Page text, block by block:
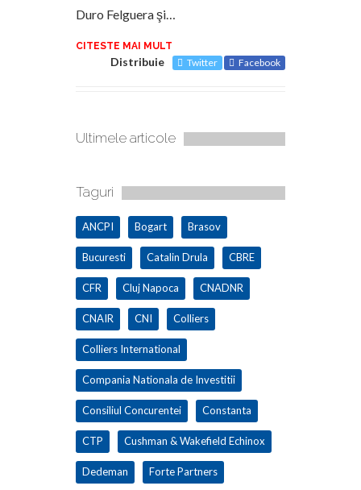
Duro Felguera şi…
CITESTE MAI MULT
Distribuie Twitter Facebook
Ultimele articole
Taguri
ANCPI Bogart Brasov
Bucuresti Catalin Drula CBRE
CFR Cluj Napoca CNADNR
CNAIR CNI Colliers
Colliers International
Compania Nationala de Investitii
Consiliul Concurentei Constanta
CTP Cushman & Wakefield Echinox
Dedeman Forte Partners